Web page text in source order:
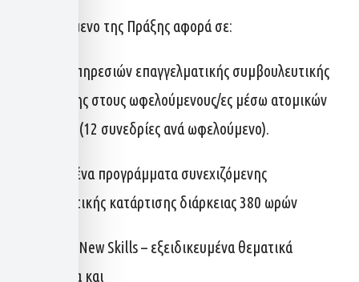
Το Αντικείμενο της Πράξης αφορά σε:
i)Παροχή υπηρεσιών επαγγελματικής συμβουλευτικής
υποστήριξης στους ωφελούμενους/ες μέσω ατομικών
συνεδριών (12 συνεδρίες ανά ωφελούμενο).
ii) Στοχευμένα προγράμματα συνεχιζόμενης
επαγγελματικής κατάρτισης διάρκειας 380 ωρών
-(200 ώρες New Skills – εξειδικευμένα θεματικά
αντικείμενα και